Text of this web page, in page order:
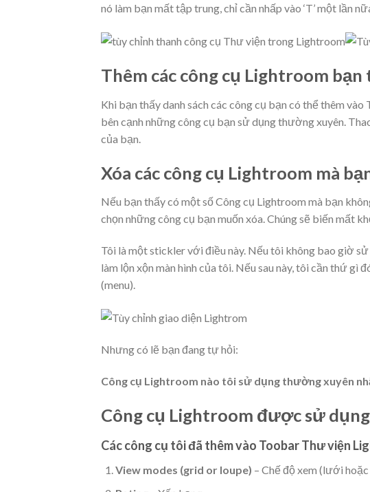
nó làm bạn mất tập trung, chỉ cần nhấp vào ‘T’ một lần
Thêm các công cụ Lightroom
Khi bạn thấy danh sách các công cụ bạn có thể thêm
bên cạnh những công cụ bạn sử dụng thường xuyên.
của bạn.
Xóa các công cụ Lightroom mà
Nếu bạn thấy có một số Công cụ Lightroom mà bạn
chọn những công cụ bạn muốn xóa. Chúng sẽ biến mất
Tôi là một stickler với điều này. Nếu tôi không bao giờ
làm lộn xộn màn hình của tôi. Nếu sau này, tôi cần thứ
(menu).
Nhưng có lẽ bạn đang tự hỏi:
Công cụ Lightroom nào tôi sử dụng thường xuyên
Công cụ Lightroom được sử
Các công cụ tôi đã thêm vào Toobar Thư viện
View modes (grid or loupe) – Chế độ xem (lưới